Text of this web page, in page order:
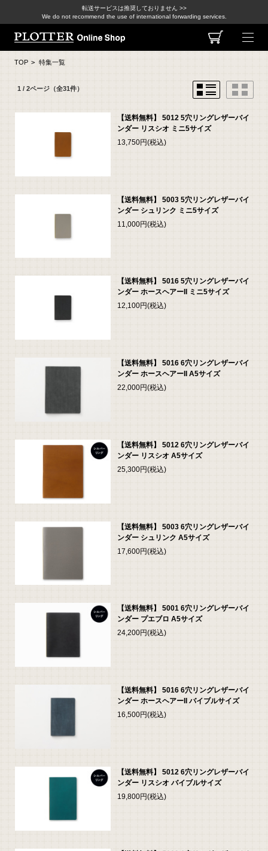
転送サービスは推奨しておりません >>
We do not recommend the use of international forwarding services.
TOP > 特集一覧
1 / 2ページ（全31件）
【送料無料】 5012 5穴リングレザーバイ
ンダー リスシオ ミニ5サイズ
13,750円(税込)
【送料無料】 5003 5穴リングレザーバイ
ンダー シュリンク ミニ5サイズ
11,000円(税込)
【送料無料】 5016 5穴リングレザーバイ
ンダー ホースヘアーII ミニ5サイズ
12,100円(税込)
【送料無料】 5016 6穴リングレザーバイ
ンダー ホースヘアーII A5サイズ
22,000円(税込)
【送料無料】 5012 6穴リングレザーバイ
ンダー リスシオ A5サイズ
25,300円(税込)
【送料無料】 5003 6穴リングレザーバイ
ンダー シュリンク A5サイズ
17,600円(税込)
【送料無料】 5001 6穴リングレザーバイ
ンダー プエブロ A5サイズ
24,200円(税込)
【送料無料】 5016 6穴リングレザーバイ
ンダー ホースヘアーII バイブルサイズ
16,500円(税込)
【送料無料】 5012 6穴リングレザーバイ
ンダー リスシオ バイブルサイズ
19,800円(税込)